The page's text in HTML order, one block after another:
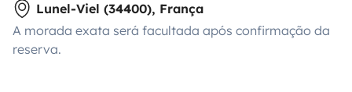
Lunel-Viel (34400), França
A morada exata será facultada após confirmação da
reserva.